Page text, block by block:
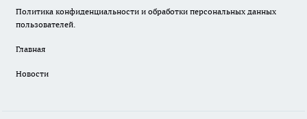
Политика конфиденциальности и обработки персональных данных
пользователей.
Главная
Новости